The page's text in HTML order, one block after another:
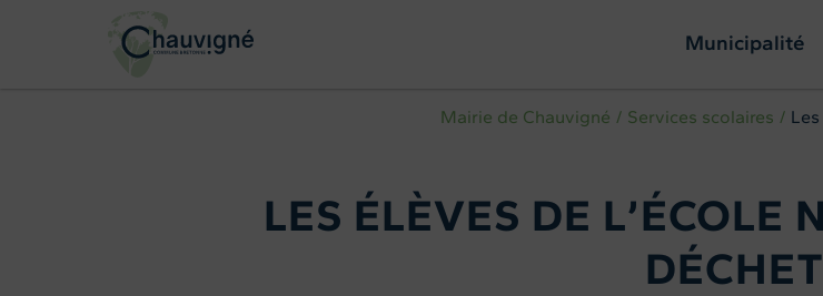
Municipalité
Mairie de Chauvigné Services scolaires Les
LES ÉLÈVES DE L’ÉCOLE